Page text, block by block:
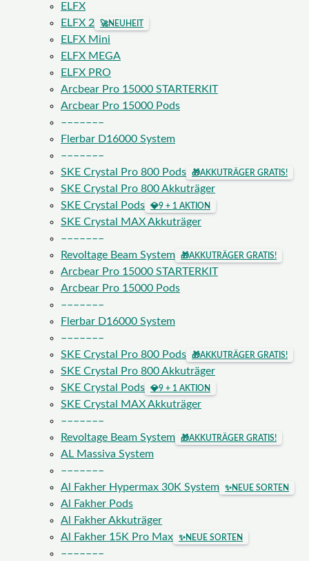
ELFX
ELFX 2
🚀NEUHEIT
ELFX Mini
ELFX MEGA
ELFX PRO
Arcbear Pro 15000 STARTERKIT
Arcbear Pro 15000 Pods
–––––––
Flerbar D16000 System
–––––––
SKE Crystal Pro 800 Pods
🎁AKKUTRÄGER GRATIS!
SKE Crystal Pro 800 Akkuträger
SKE Crystal Pods
💎9 + 1 AKTION
SKE Crystal MAX Akkuträger
–––––––
Revoltage Beam System
🎁AKKUTRÄGER GRATIS!
Arcbear Pro 15000 STARTERKIT
Arcbear Pro 15000 Pods
–––––––
Flerbar D16000 System
–––––––
SKE Crystal Pro 800 Pods
🎁AKKUTRÄGER GRATIS!
SKE Crystal Pro 800 Akkuträger
SKE Crystal Pods
💎9 + 1 AKTION
SKE Crystal MAX Akkuträger
–––––––
Revoltage Beam System
🎁AKKUTRÄGER GRATIS!
AL Massiva System
–––––––
Al Fakher Hypermax 30K System
✨NEUE SORTEN
Al Fakher Pods
Al Fakher Akkuträger
Al Fakher 15K Pro Max
✨NEUE SORTEN
–––––––